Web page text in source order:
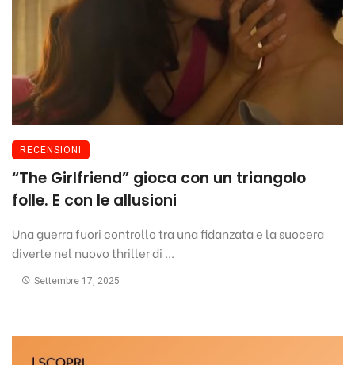
RECENSIONI
“The Girlfriend” gioca con un triangolo
folle. E con le allusioni
Una guerra fuori controllo tra una fidanzata e la suocera
diverte nel nuovo thriller di ...
Settembre 17, 2025